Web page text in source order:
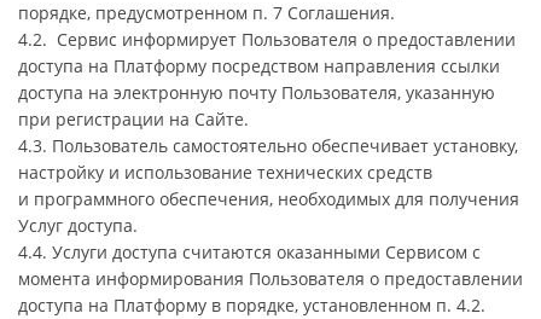
порядке, предусмотренном п. 7 Соглашения.
4.2. Сервис информирует Пользователя о предоставлении
доступа на Платформу посредством направления ссылки
доступа на электронную почту Пользователя, указанную
при регистрации на Сайте.
4.3. Пользователь самостоятельно обеспечивает установку,
настройку и использование технических средств
и программного обеспечения, необходимых для получения
Услуг доступа.
4.4. Услуги доступа считаются оказанными Сервисом с
момента информирования Пользователя о предоставлении
доступа на Платформу в порядке, установленном п. 4.2.